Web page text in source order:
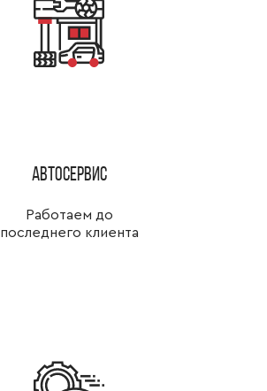
Автосервис
Работаем до
последнего клиента